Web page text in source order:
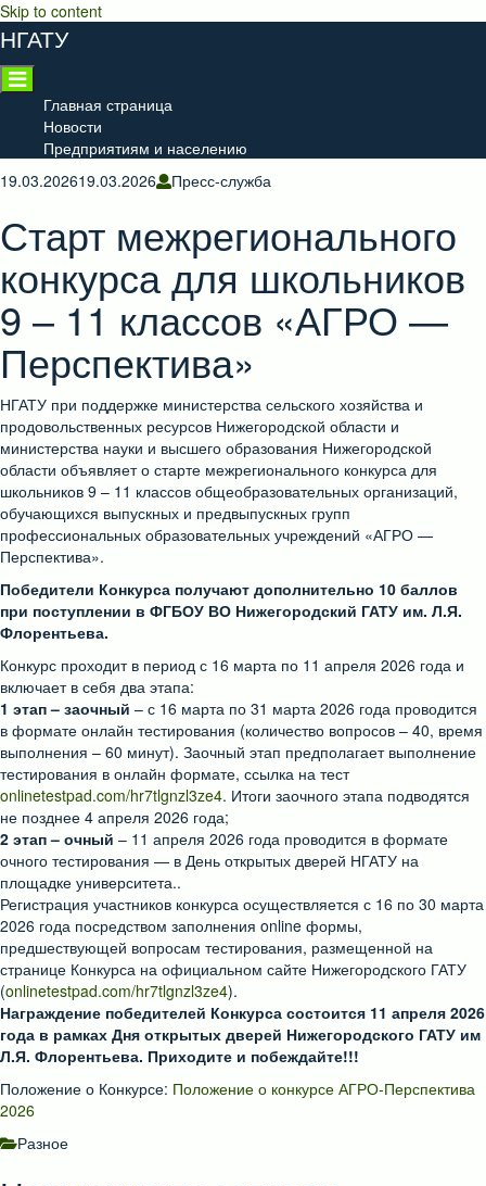
Skip to content
НГАТУ
Главная страница
Новости
Предприятиям и населению
19.03.202619.03.2026 Пресс-служба
Старт межрегионального
конкурса для школьников
9 – 11 классов «АГРО —
Перспектива»
НГАТУ при поддержке министерства сельского хозяйства и
продовольственных ресурсов Нижегородской области и
министерства науки и высшего образования Нижегородской
области объявляет о старте межрегионального конкурса для
школьников 9 – 11 классов общеобразовательных организаций,
обучающихся выпускных и предвыпускных групп
профессиональных образовательных учреждений «АГРО —
Перспектива».
Победители Конкурса получают дополнительно 10 баллов
при поступлении в ФГБОУ ВО Нижегородский ГАТУ им. Л.Я.
Флорентьева.
Конкурс проходит в период с 16 марта по 11 апреля 2026 года и
включает в себя два этапа:
1 этап – заочный – с 16 марта по 31 марта 2026 года проводится
в формате онлайн тестирования (количество вопросов – 40, время
выполнения – 60 минут). Заочный этап предполагает выполнение
тестирования в онлайн формате, ссылка на тест
onlinetestpad.com/hr7tlgnzl3ze4. Итоги заочного этапа подводятся
не позднее 4 апреля 2026 года;
2 этап – очный – 11 апреля 2026 года проводится в формате
очного тестирования — в День открытых дверей НГАТУ на
площадке университета..
Регистрация участников конкурса осуществляется с 16 по 30 марта
2026 года посредством заполнения online формы,
предшествующей вопросам тестирования, размещенной на
странице Конкурса на официальном сайте Нижегородского ГАТУ
(onlinetestpad.com/hr7tlgnzl3ze4).
Награждение победителей Конкурса состоится 11 апреля 2026
года в рамках Дня открытых дверей Нижегородского ГАТУ им
Л.Я. Флорентьева. Приходите и побеждайте!!!
Положение о Конкурсе: Положение о конкурсе АГРО-Перспектива
2026
Разное